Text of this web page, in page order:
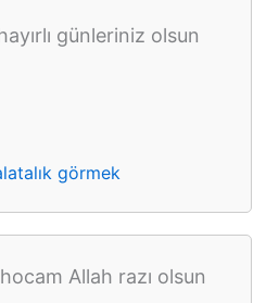
günleriniz olsun
görmek
Allah razı olsun